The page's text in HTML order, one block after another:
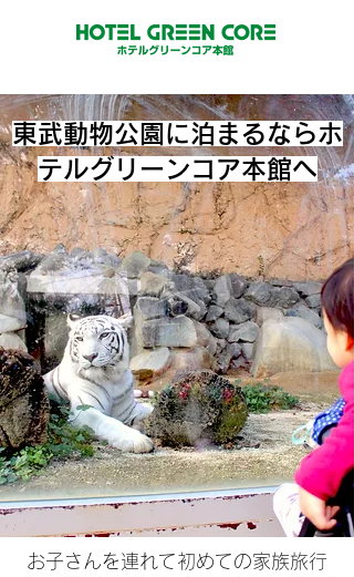
東武動物公園に泊まるならホ
テルグリーンコア本館へ
お子さんを連れて初めての家族旅行